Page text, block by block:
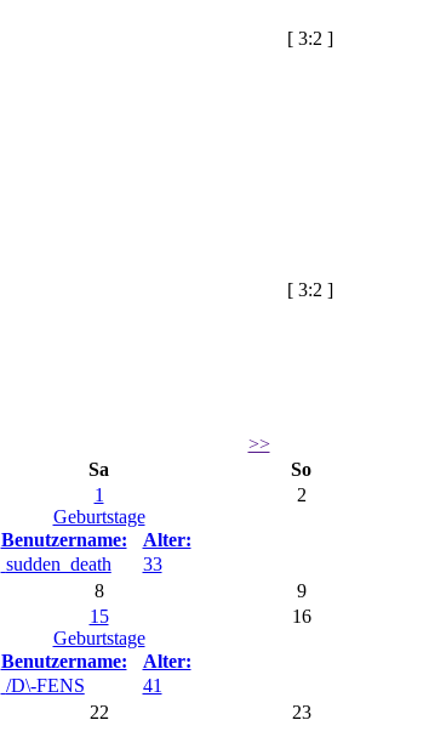
[ 3:2 ]
[ 3:2 ]
>>
Sa
So
1
Geburtstage
Benutzername:
Alter:
sudden_death
33
2
8
9
15
Geburtstage
Benutzername:
Alter:
/D\-FENS
41
16
22 23